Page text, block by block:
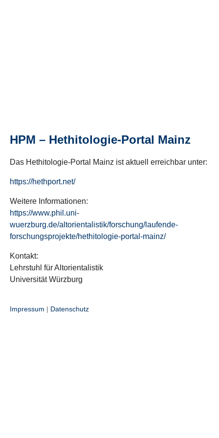
HPM – Hethitologie-Portal Mainz
Das Hethitologie-Portal Mainz ist aktuell erreichbar unter:
https://hethport.net/
Weitere Informationen:
https://www.phil.uni-
wuerzburg.de/altorientalistik/forschung/laufende-
forschungsprojekte/hethitologie-portal-mainz/
Kontakt:
Lehrstuhl für Altorientalistik
Universität Würzburg
Impressum | Datenschutz